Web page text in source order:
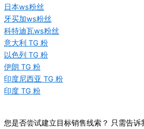
日本ws粉丝
牙买加ws粉丝
科特迪瓦ws粉丝
意大利 TG 粉
以色列 TG 粉
伊朗 TG 粉
印度尼西亚 TG 粉
印度 TG 粉
您是否尝试建立目标销售线索？ 只需告